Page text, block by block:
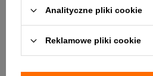
169,99 zł / szt.
Analityczne pliki cookie
Reklamowe pliki cookie